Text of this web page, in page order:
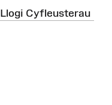
Llogi Cyfleusterau